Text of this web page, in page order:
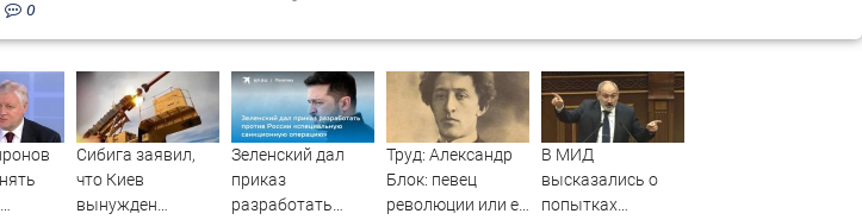
0
Сибига заявил,
что Киев
вынужден
Зеленский дал
приказ
разработать
Труд: Александр
Блок: певец
революции или ее
В МИД
высказались о
попытках